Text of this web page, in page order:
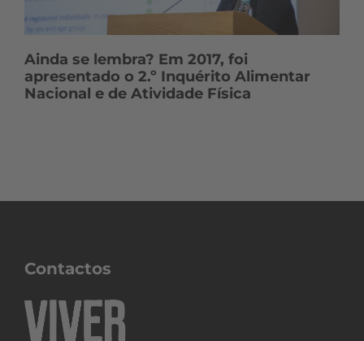
Ainda se lembra? Em 2017, foi
apresentado o 2.º Inquérito Alimentar
Nacional e de Atividade Física
Contactos